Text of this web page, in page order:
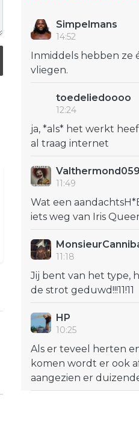
Simpelmans
14:52
Inmiddels hebben ze
vliegen.
toedeliedoooo
12:24
ja, *als* het werkt
al traag internet
11:49
Wat een
iets weg van Iris
11:18
Jij bent van het type,
de strot geduwd!!!11!11
HP
10:25
Als er teveel herten
komen wordt er ook
aangezien er